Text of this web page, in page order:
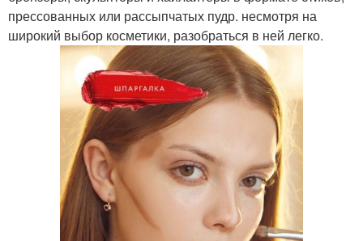
прессованных или рассыпчатых пудр. несмотря на
широкий выбор косметики, разобраться в ней легко.